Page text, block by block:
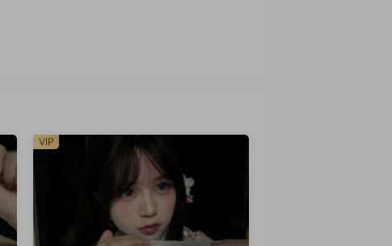
VIP